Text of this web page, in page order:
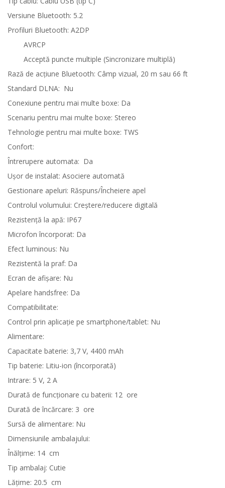
Versiune Bluetooth: 5.2
Profiluri Bluetooth: A2DP
AVRCP
Acceptă puncte multiple (Sincronizare multiplă)
Rază de acţiune Bluetooth: Câmp vizual, 20 m sau 66 ft
Standard DLNA: Nu
Conexiune pentru mai multe boxe: Da
Scenariu pentru mai multe boxe: Stereo
Tehnologie pentru mai multe boxe: TWS
Confort:
Întrerupere automata: Da
Uşor de instalat: Asociere automată
Gestionare apeluri: Răspuns/Încheiere apel
Controlul volumului: Creştere/reducere digitală
Rezistenţă la apă: IP67
Microfon încorporat: Da
Efect luminous: Nu
Rezistentă la praf: Da
Ecran de afişare: Nu
Apelare handsfree: Da
Compatibilitate:
Control prin aplicaţie pe smartphone/tablet: Nu
Alimentare:
Capacitate baterie: 3,7 V, 4400 mAh
Tip baterie: Litiu-ion (încorporată)
Intrare: 5 V, 2 A
Durată de funcţionare cu baterii: 12 ore
Durată de încărcare: 3 ore
Sursă de alimentare: Nu
Dimensiunile ambalajului:
Înălţime: 14 cm
Tip ambalaj: Cutie
Lăţime: 20.5 cm